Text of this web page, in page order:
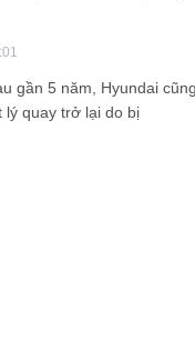
gần 5 năm, Hyundai
lý quay trở lại do bị